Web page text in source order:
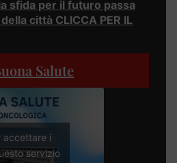
sfida per il futuro passa
città CLICCA PER IL
Salute
accettare i
servizio